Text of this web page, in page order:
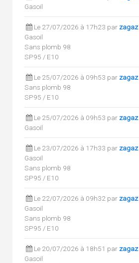
Gasoil
Le 27/07/2026 à 17h23 par zagaz
Gasoil
Sans plomb 98
SP95 / E10
Le 25/07/2026 à 09h53 par zagaz
Sans plomb 98
SP95 / E10
Le 25/07/2026 à 09h53 par zagaz
Gasoil
Le 23/07/2026 à 17h33 par zagaz
Gasoil
Sans plomb 98
SP95 / E10
Le 22/07/2026 à 09h32 par zagaz
Gasoil
Sans plomb 98
SP95 / E10
Le 20/07/2026 à 18h51 par zagaz
Gasoil